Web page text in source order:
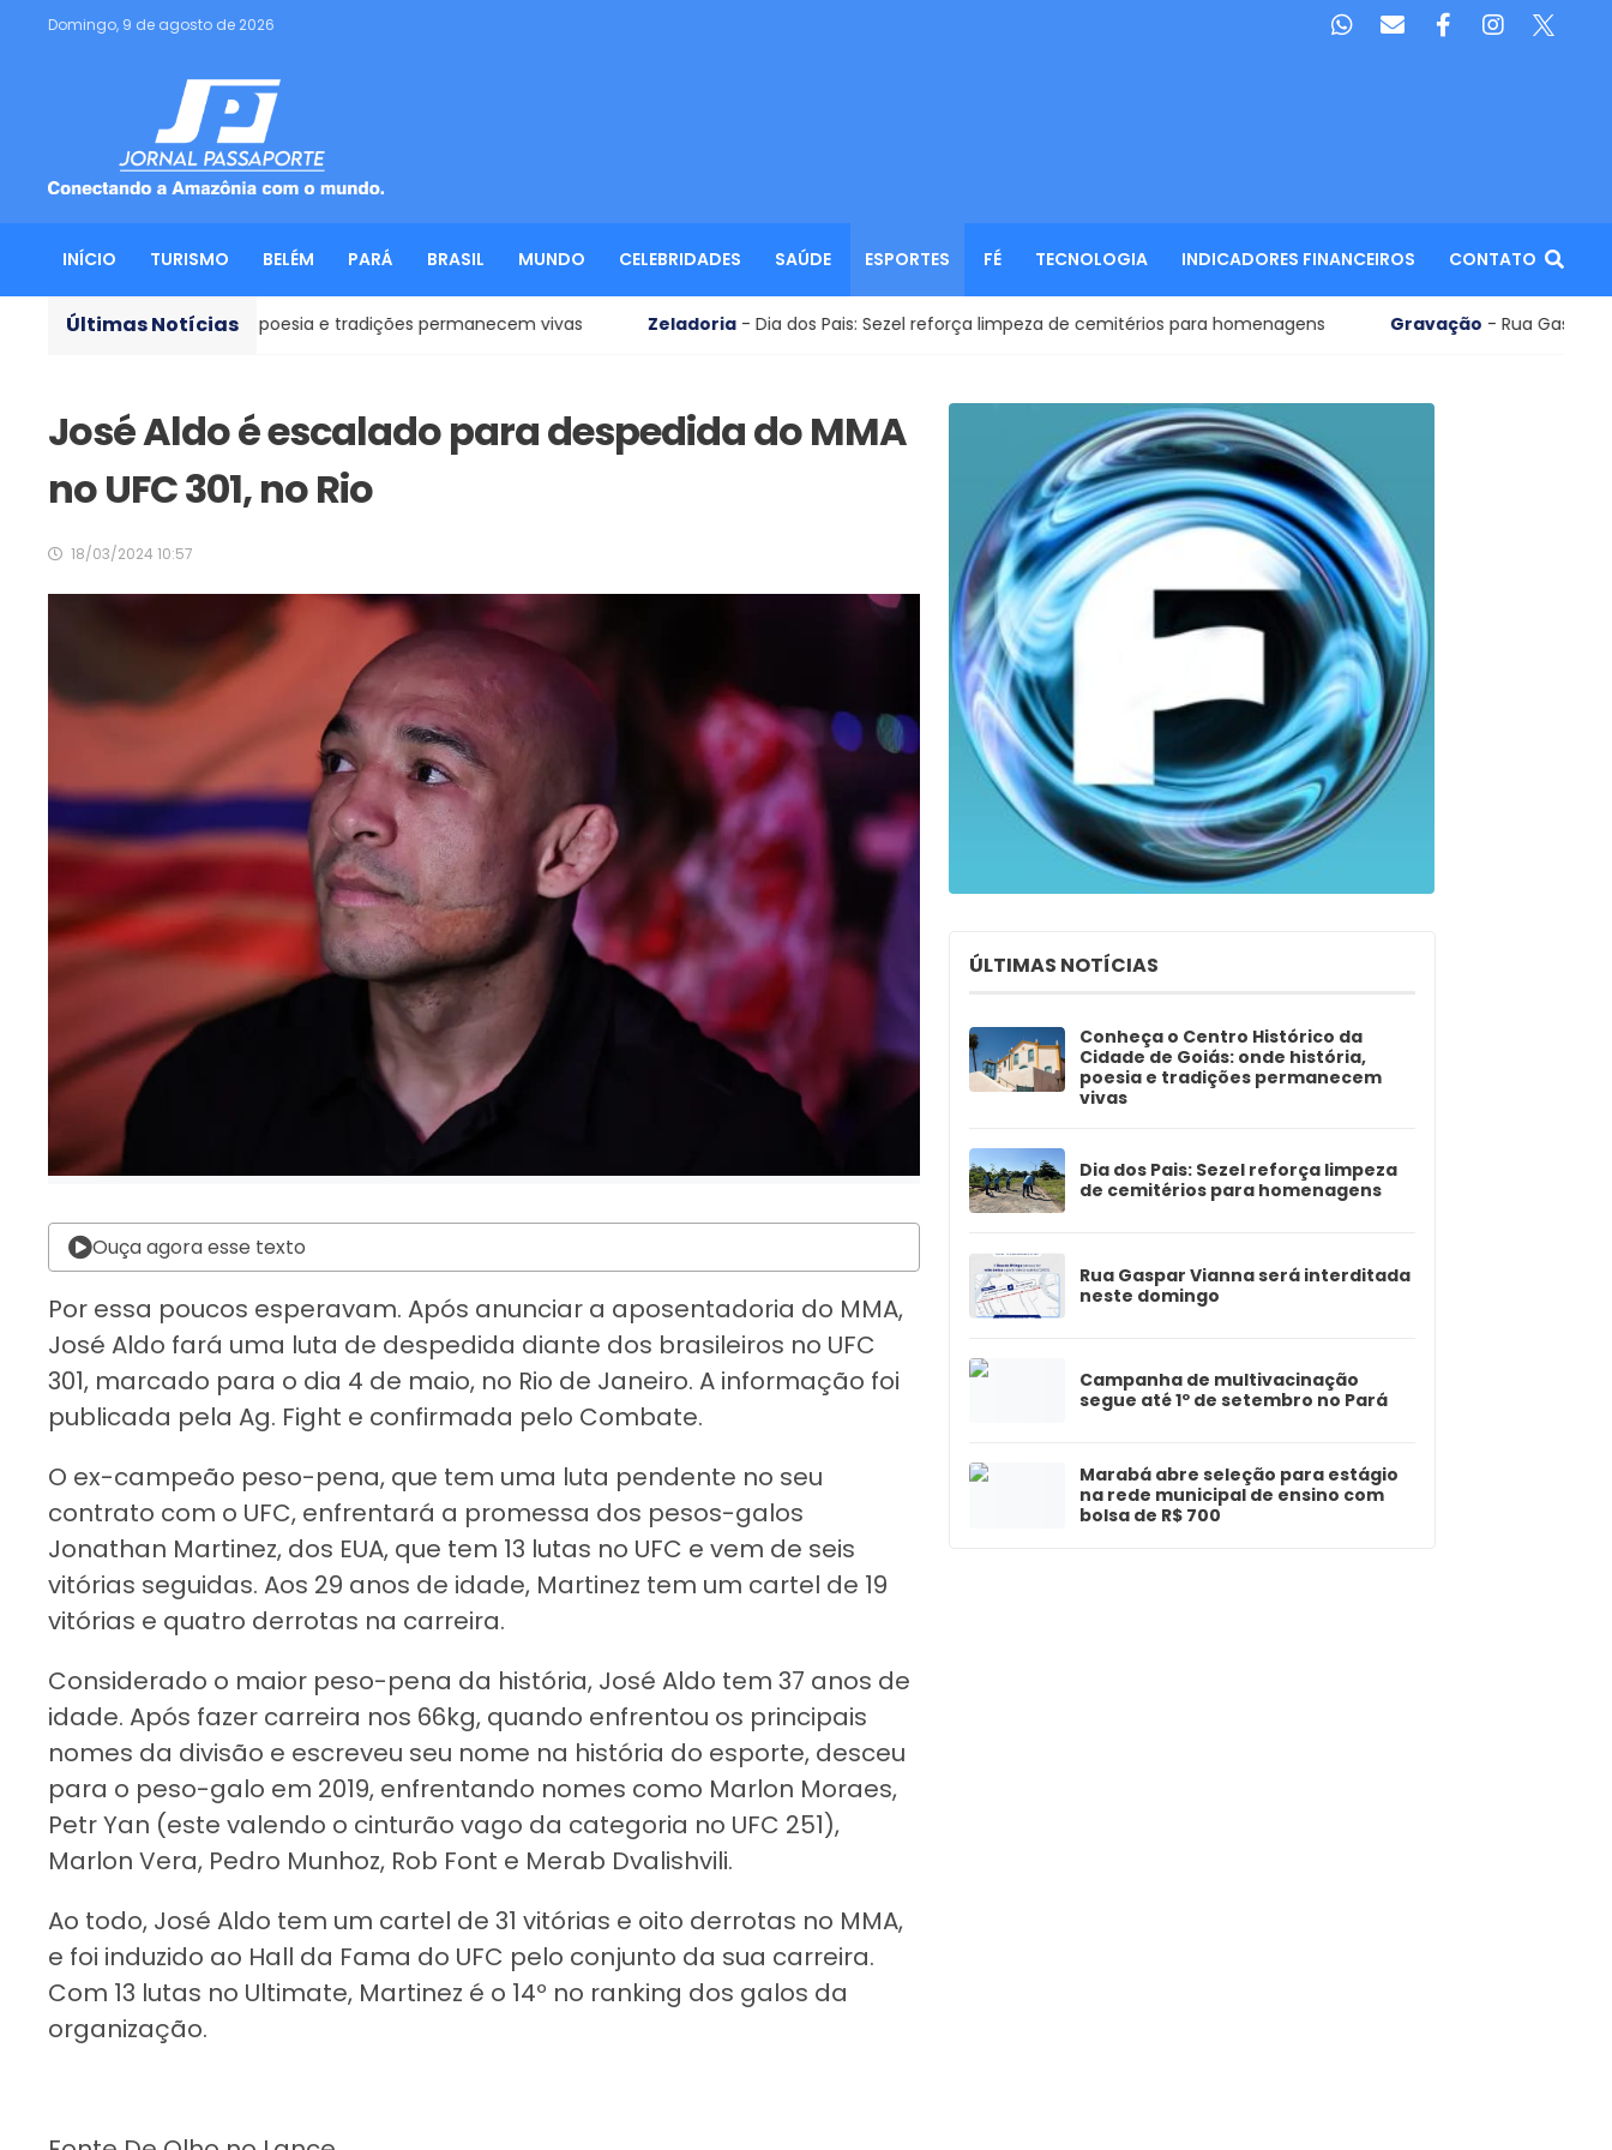
Domingo, 9 de agosto de 2026
INÍCIO TURISMO BELÉM PARÁ BRASIL MUNDO CELEBRIDADES SAÚDE ESPORTES FÉ TECNOLOGIA INDICADORES FINANCEIROS CONTATO
Últimas Notícias
onde história, poesia e tradições permanecem vivas Zeladoria - Dia dos Pais: Sezel reforça limpeza de cemitérios para homenagens Gravação - Rua Gaspar Vianna
José Aldo é escalado para despedida do MMA
no UFC 301, no Rio
18/03/2024 10:57
Ouça agora esse texto
Por essa poucos esperavam. Após anunciar a aposentadoria do MMA,
José Aldo fará uma luta de despedida diante dos brasileiros no UFC
301, marcado para o dia 4 de maio, no Rio de Janeiro. A informação foi
publicada pela Ag. Fight e confirmada pelo Combate.
O ex-campeão peso-pena, que tem uma luta pendente no seu
contrato com o UFC, enfrentará a promessa dos pesos-galos
Jonathan Martinez, dos EUA, que tem 13 lutas no UFC e vem de seis
vitórias seguidas. Aos 29 anos de idade, Martinez tem um cartel de 19
vitórias e quatro derrotas na carreira.
Considerado o maior peso-pena da história, José Aldo tem 37 anos de
idade. Após fazer carreira nos 66kg, quando enfrentou os principais
nomes da divisão e escreveu seu nome na história do esporte, desceu
para o peso-galo em 2019, enfrentando nomes como Marlon Moraes,
Petr Yan (este valendo o cinturão vago da categoria no UFC 251),
Marlon Vera, Pedro Munhoz, Rob Font e Merab Dvalishvili.
Ao todo, José Aldo tem um cartel de 31 vitórias e oito derrotas no MMA,
e foi induzido ao Hall da Fama do UFC pelo conjunto da sua carreira.
Com 13 lutas no Ultimate, Martinez é o 14º no ranking dos galos da
organização.
ÚLTIMAS NOTÍCIAS
Conheça o Centro Histórico da
Cidade de Goiás: onde história,
poesia e tradições permanecem
vivas
Dia dos Pais: Sezel reforça limpeza
de cemitérios para homenagens
Rua Gaspar Vianna será interditada
neste domingo
Campanha de multivacinação
segue até 1º de setembro no Pará
Marabá abre seleção para estágio
na rede municipal de ensino com
bolsa de R$ 700